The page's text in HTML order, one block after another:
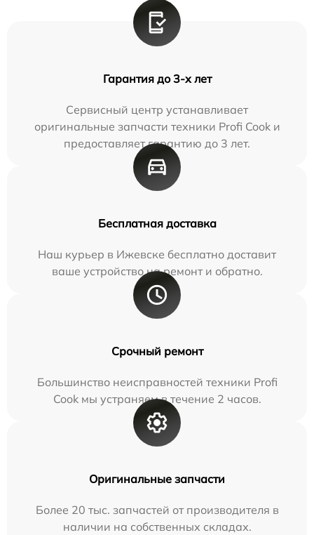
Гарантия до 3-х лет
Сервисный центр устанавливает
оригинальные запчасти техники Profi Cook и
предоставляет гарантию до 3 лет.
Бесплатная доставка
Наш курьер в Ижевске бесплатно доставит
ваше устройство на ремонт и обратно.
Срочный ремонт
Большинство неисправностей техники Profi
Cook мы устраняем в течение 2 часов.
Оригинальные запчасти
Более 20 тыс. запчастей от производителя в
наличии на собственных складах.